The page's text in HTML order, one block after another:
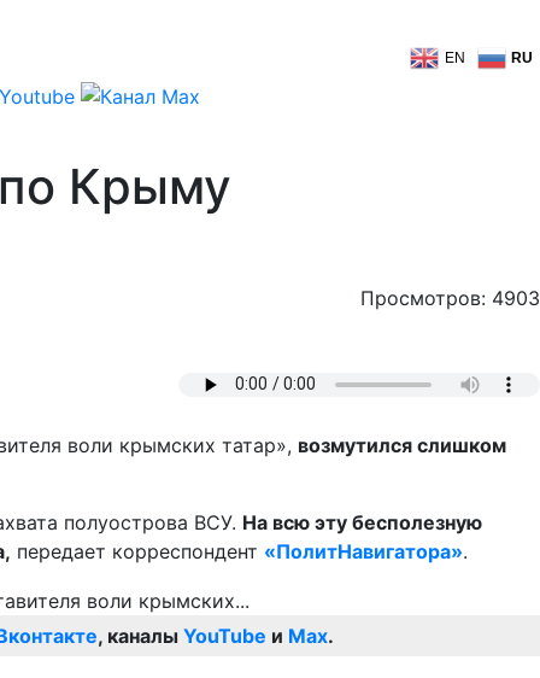
EN RU
Крыму
Просмотров: 4903
воли крымских татар», возмутился слишком
полуострова ВСУ. На всю эту бесполезную
передает корреспондент «ПолитНавигатора».
, каналы YouTube и Max.